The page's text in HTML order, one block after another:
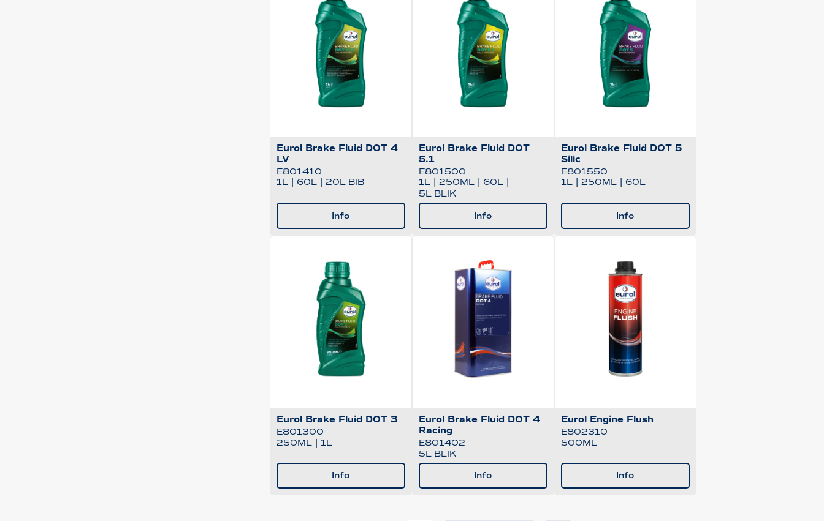
Eurol Brake Fluid DOT 4
LV
E801410
1L
60L 20L BIB
Info
Eurol Brake Fluid DOT
5.1
E801500
1L
250ML 60L
5L BLIK
Info
Eurol Brake Fluid DOT 5
Silic
E801550
1L
250ML 60L
Info
Eurol Brake Fluid DOT 3
E801300
250ML
1L
Info
Eurol Brake Fluid DOT 4
Racing
E801402
5L BLIK
Info
Eurol Engine Flush
E802310
500ML
Info